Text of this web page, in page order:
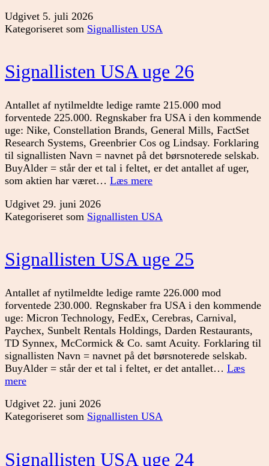
27
Udgivet 5. juli 2026
Kategoriseret som Signallisten USA
Signallisten USA uge 26
Antallet af nytilmeldte ledige ramte 215.000 mod
forventede 225.000. Regnskaber fra USA i den kommende
uge: Nike, Constellation Brands, General Mills, FactSet
Research Systems, Greenbrier Cos og Lindsay. Forklaring
til signallisten Navn = navnet på det børsnoterede selskab.
BuyAlder = står der et tal i feltet, er det antallet af uger,
som aktien har været… Læs mereSignallisten
26
Udgivet 29. juni 2026
Kategoriseret som Signallisten USA
Signallisten USA uge 25
Antallet af nytilmeldte ledige ramte 226.000 mod
forventede 230.000. Regnskaber fra USA i den kommende
uge: Micron Technology, FedEx, Cerebras, Carnival,
Paychex, Sunbelt Rentals Holdings, Darden Restaurants,
TD Synnex, McCormick & Co. samt Acuity. Forklaring til
signallisten Navn = navnet på det børsnoterede selskab.
BuyAlder = står der et tal i feltet, er det antallet… Læs
mereSignallisten
uge
25
Udgivet 22. juni 2026
Kategoriseret som Signallisten USA
Signallisten USA uge 24